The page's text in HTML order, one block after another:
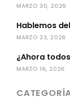
MARZO 30, 2026
Hablemos
MARZO 23, 2026
¿Ahora
MARZO 16, 2026